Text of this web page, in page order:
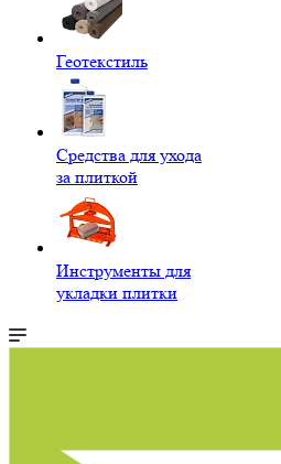
Геотекстиль
Средства для ухода
за плиткой
Инструменты для
укладки плитки